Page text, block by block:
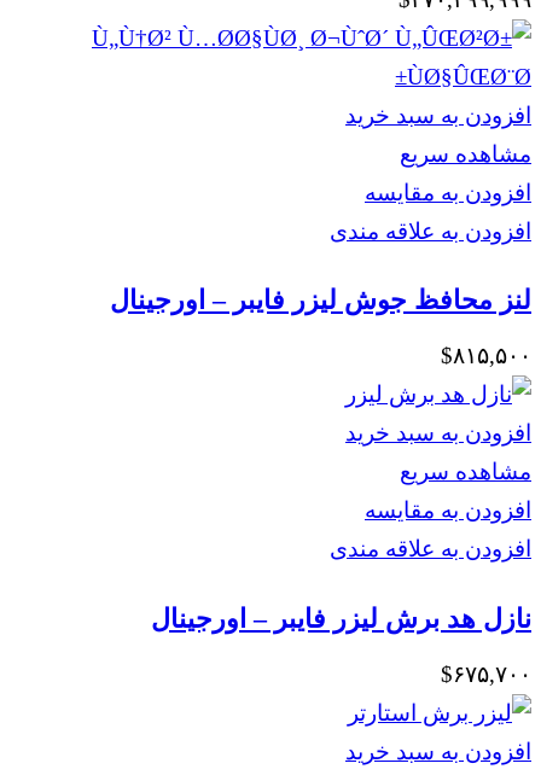
افزودن به سبد خرید
مشاهده سریع
افزودن به مقایسه
افزودن به علاقه مندی
لنز محافظ جوش لیزر فایبر – اورجینال
$۸۱۵,۵۰۰
افزودن به سبد خرید
مشاهده سریع
افزودن به مقایسه
افزودن به علاقه مندی
نازل هد برش لیزر فایبر – اورجینال
$۶۷۵,۷۰۰
افزودن به سبد خرید